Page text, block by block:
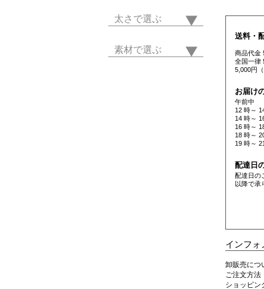
太さで選ぶ
素材で選ぶ
送料・
商品代金
全国一律
5,000円
お届け
午前中
12 時～
14 時～
16 時～
18 時～
19 時～
配達日
配達日の
以降で承
インフォ
卸販売につ
ご注文方法
ショッピン